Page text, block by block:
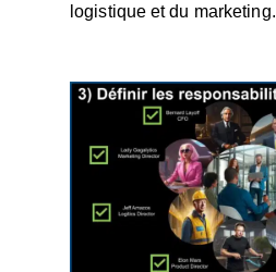
logistique et du marketing.